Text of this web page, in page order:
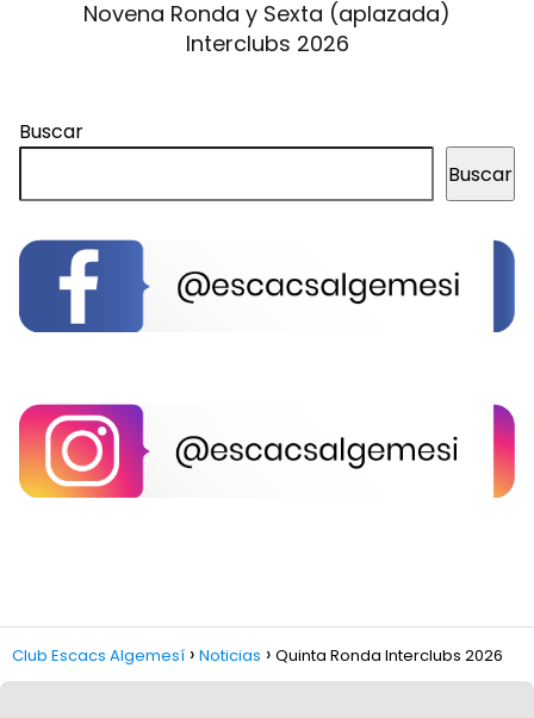
Novena Ronda y Sexta (aplazada)
Interclubs 2026
Buscar
Buscar
Club Escacs Algemesí Noticias Quinta Ronda Interclubs 2026